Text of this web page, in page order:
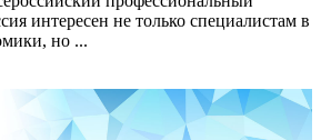
интересен не только специалистам в
но ...